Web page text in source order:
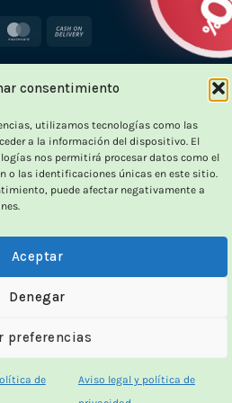
consentimiento
utilizamos tecnologías como las
a la información del dispositivo. El
nos permitirá procesar datos como el
o las identificaciones únicas en este sitio.
puede afectar negativamente a
Aceptar
Denegar
preferencias
de
Aviso legal y política de
MasterCard
· revisados